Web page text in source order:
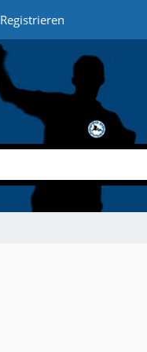
Registrieren